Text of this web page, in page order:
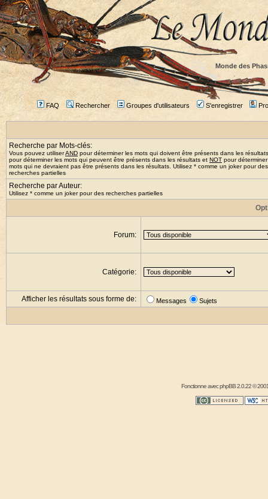
Monde des
FAQ Rechercher Groupes d'utilisateurs S'enregistrer
Recherche par Mots-clés:
Vous pouvez utiliserAND pour déterminer les mots qui doivent être présents dans les
pour déterminer les mots qui peuvent être présents dans les résultats et NOT pour
mots qui ne devraient pas être présents dans les résultats. Utilisez * comme un joker pour des
recherches partielles
Recherche par Auteur:
Utilisez * comme un joker pour des recherches partielles
Forum:
Catégorie:
Afficher les résultats sous forme de: Messages Sujets
Fonctionne avecphpBB2.0.22 ©